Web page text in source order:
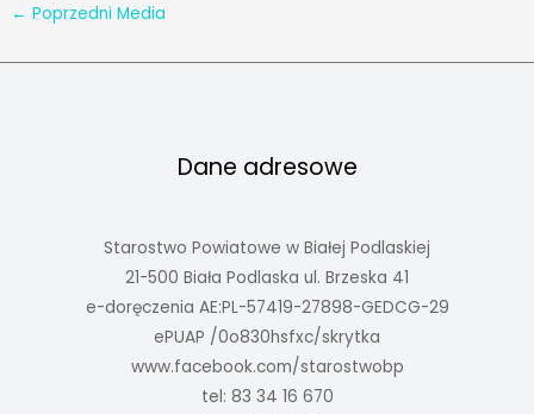
← Poprzedni Media
Dane adresowe
Starostwo Powiatowe w Białej Podlaskiej
21-500 Biała Podlaska ul. Brzeska 41
e-doręczenia AE:PL-57419-27898-GEDCG-29
ePUAP /0o830hsfxc/skrytka
www.facebook.com/starostwobp
tel: 83 34 16 670